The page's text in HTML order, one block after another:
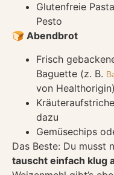
Glutenfreie
Pesto
🍞 Abendbrot
Frisch
Baguette (z. B.
von Healthorigin)
dazu
Gemüsechips
Das Beste: Du musst
tauscht einfach klug